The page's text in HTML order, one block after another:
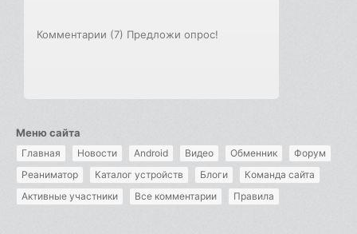
Комментарии (7) Предложи опрос!
Меню сайта
Главная Новости Android Видео Обменник
Форум
Реаниматор
Каталог устройств Блоги
Команда сайта
Активные участники
Все комментарии Правила